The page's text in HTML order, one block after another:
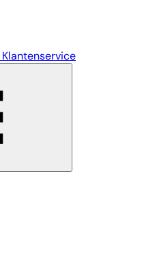
Klantenservice